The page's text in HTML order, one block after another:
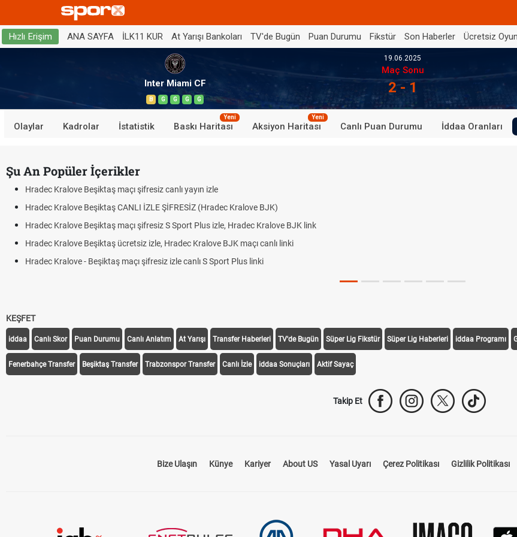
Hızlı Erişim ANA SAYFA İLK11 KUR At Yarışı Bankoları TV'de Bugün Puan Durumu Fikstür Son Haberler Ücretsiz
Inter Miami CF
B G G G G
19.06.2025
Maç Sonu
2 - 1
Olaylar Kadrolar İstatistik Baskı Haritası
Yeni
Aksiyon Haritası
Yeni
Canlı Puan Durumu İddaa Oranları
Şu An Popüler İçerikler
Hradec Kralove Beşiktaş maçı şifresiz canlı yayın izle
Hradec Kralove Beşiktaş CANLI İZLE ŞİFRESİZ (Hradec Kralove BJK)
Hradec Kralove Beşiktaş maçı şifresiz S Sport Plus izle, Hradec Kralove BJK link
Hradec Kralove Beşiktaş ücretsiz izle, Hradec Kralove BJK maçı canlı linki
Hradec Kralove - Beşiktaş maçı şifresiz izle canlı S Sport Plus linki
KEŞFET
iddaa Canlı Skor Puan Durumu Canlı Anlatım At Yarışı Transfer Haberleri TV'de Bugün Süper Lig Fikstür Süper Lig Haberleri iddaa Programı
Fenerbahçe Transfer Beşiktaş Transfer Trabzonspor Transfer Canlı İzle iddaa Sonuçları Aktif Sayaç
Takip Et
Bize Ulaşın Künye Kariyer About US Yasal Uyarı Çerez Politikası Gizlilik Politikası